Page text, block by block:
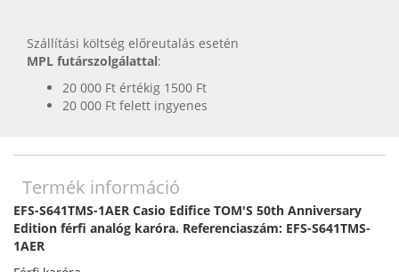
Szállítási költség előreutalás esetén
MPL futárszolgálattal:
20 000 Ft értékig 1500 Ft
20 000 Ft felett ingyenes
Termék információ
EFS-S641TMS-1AER Casio Edifice TOM'S 50th Anniversary
Edition férfi analóg karóra. Referenciaszám: EFS-S641TMS-
1AER